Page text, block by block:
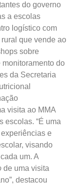
do governo
a escolas
logístico com
que vende ao
sobre
do
da Secretaria
visita ao MMA
escolas. “É uma
e
visando
um. A
de uma visita
destacou